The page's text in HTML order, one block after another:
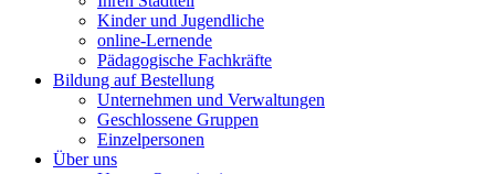
Kinder und Jugendliche
online-Lernende
Pädagogische Fachkräfte
Bildung auf Bestellung
Unternehmen und Verwaltungen
Geschlossene Gruppen
Einzelpersonen
Über uns